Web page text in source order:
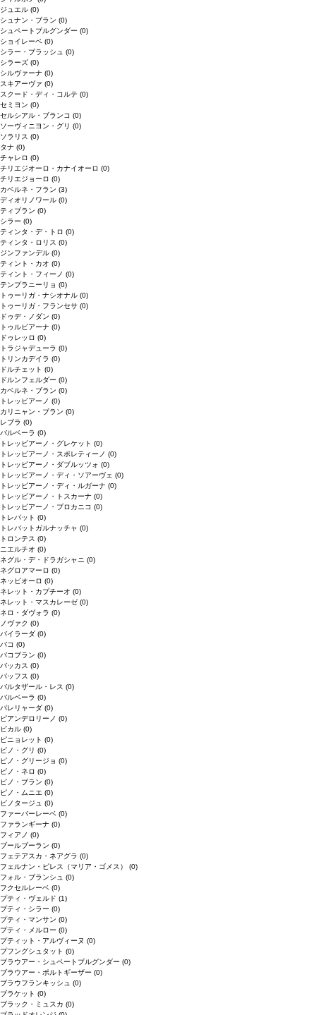
ジュエル (0)
シュナン・ブラン (0)
シュペートブルグンダー (0)
ショイレーベ (0)
シラー・ブラッシュ (0)
シラーズ (0)
シルヴァーナ (0)
スキアーヴァ (0)
スクード・ディ・コルテ (0)
セミヨン (0)
セルシアル・ブランコ (0)
ソーヴィニヨン・グリ (0)
ソラリス (0)
タナ (0)
チャレロ (0)
チリエジオーロ・カナイオーロ (0)
チリエジョーロ (0)
カベルネ・フラン (3)
ディオリノワール (0)
ティブラン (0)
シラー (0)
ティンタ・デ・トロ (0)
ティンタ・ロリス (0)
ジンファンデル (0)
ティント・カオ (0)
ティント・フィーノ (0)
テンプラニーリョ (0)
トゥーリガ・ナシオナル (0)
トゥーリガ・フランセサ (0)
ドゥデ・ノダン (0)
トゥルビアーナ (0)
ドゥレッロ (0)
トラジャデューラ (0)
トリンカデイラ (0)
ドルチェット (0)
ドルンフェルダー (0)
カベルネ・ブラン (0)
トレッビアーノ (0)
カリニャン・ブラン (0)
レブラ (0)
バルベーラ (0)
トレッビアーノ・グレケット (0)
トレッビアーノ・スポレティーノ (0)
トレッビアーノ・ダブルッツォ (0)
トレッビアーノ・ディ・ソアーヴェ (0)
トレッビアーノ・ディ・ルガーナ (0)
トレッビアーノ・トスカーナ (0)
トレッビアーノ・プロカニコ (0)
トレパット (0)
トレパットガルナッチャ (0)
トロンテス (0)
ニエルチオ (0)
ネグル・デ・ドラガシャニ (0)
ネグロアマーロ (0)
ネッビオーロ (0)
ネレット・カプチーオ (0)
ネレット・マスカレーゼ (0)
ネロ・ダヴォラ (0)
ノヴァク (0)
バイラーダ (0)
バコ (0)
バコブラン (0)
バッカス (0)
バッフス (0)
バルタザール・レス (0)
バルベーラ (0)
パレリャーダ (0)
ピアンデロリーノ (0)
ビカル (0)
ピニョレット (0)
ピノ・グリ (0)
ピノ・グリージョ (0)
ピノ・ネロ (0)
ピノ・ブラン (0)
ピノ・ムニエ (0)
ピノタージュ (0)
ファーバーレーベ (0)
ファランギーナ (0)
フィアノ (0)
ブールブーラン (0)
フェテアスカ・ネアグラ (0)
フェルナン・ピレス（マリア・ゴメス） (0)
フォル・ブランシュ (0)
フクセルレーベ (0)
プティ・ヴェルド (1)
プティ・シラー (0)
プティ・マンサン (0)
プティ・メルロー (0)
プティット・アルヴィーヌ (0)
プフングシュタット (0)
ブラウアー・シュペートブルグンダー (0)
ブラウアー・ポルトギーザー (0)
ブラウフランキッシュ (0)
ブラケット (0)
ブラック・ミュスカ (0)